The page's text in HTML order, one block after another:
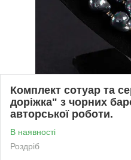
Комплект сотуар та
доріжка" з чорних
авторської роботи.
В наявності
Роздріб